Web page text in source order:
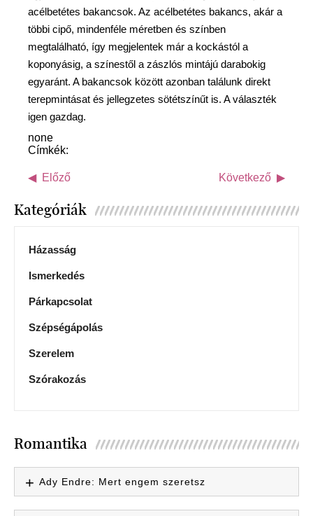
acélbetétes bakancsok. Az acélbetétes bakancs, akár a
többi cipő, mindenféle méretben és színben
megtalálható, így megjelentek már a kockástól a
koponyásig, a színestől a zászlós mintájú darabokig
egyaránt. A bakancsok között azonban találunk direkt
terepmintásat és jellegzetes sötétszínűt is. A választék
igen gazdag.
none
Címkék:
Előző Következő
Kategóriák
Házasság
Ismerkedés
Párkapcsolat
Szépségápolás
Szerelem
Szórakozás
Romantika
Ady Endre: Mert engem szeretsz